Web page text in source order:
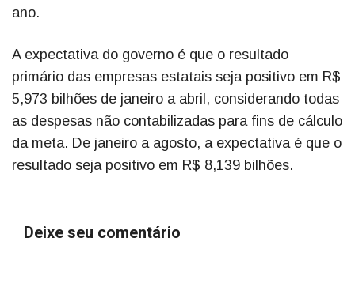
ano.
A expectativa do governo é que o resultado
primário das empresas estatais seja positivo em R$
5,973 bilhões de janeiro a abril, considerando todas
as despesas não contabilizadas para fins de cálculo
da meta. De janeiro a agosto, a expectativa é que o
resultado seja positivo em R$ 8,139 bilhões.
Deixe seu comentário